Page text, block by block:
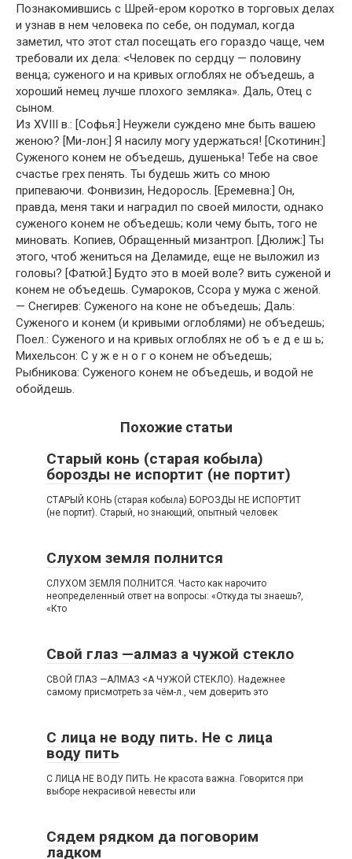
Познакомившись с Шрей-ером коротко в торговых делах
и узнав в нем человека по себе, он подумал, когда
заметил, что этот стал посещать его гораздо чаще, чем
требовали их дела: <Человек по сердцу — половину
венца; суженого и на кривых оглоблях не объедешь, а
хороший немец лучше плохого земляка». Даль, Отец с
сыном.
Из XVIII в.: [Софья:] Неужели суждено мне быть вашею
женою? [Ми-лон:] Я насилу могу удержаться! [Скотинин:]
Суженого конем не объедешь, душенька! Тебе на свое
счастье грех пенять. Ты будешь жить со мною
припеваючи. Фонвизин, Недоросль. [Еремевна:] Он,
правда, меня таки и наградил по своей милости, однако
суженого конем не объедешь; коли чему быть, того не
миновать. Копиев, Обращенный мизантроп. [Дюлиж:] Ты
этого, чтоб жениться на Деламиде, еще не выложил из
головы? [Фатюй:] Будто это в моей воле? вить суженой и
конем не объедешь. Сумароков, Ссора у мужа с женой.
— Снегирев: Суженого на коне не объедешь; Даль:
Суженого и конем (и кривыми оглоблями) не объедешь;
Поел.: Суженого и на кривых оглоблях не об ъ е д е ш ь;
Михельсон: С у ж е н о г о конем не объедешь;
Рыбникова: Суженого конем не объедешь, и водой не
обойдешь.
Похожие статьи
Старый конь (старая кобыла)
борозды не испортит (не портит)
СТАРЫЙ КОНЬ (старая кобыла) БОРОЗДЫ НЕ ИСПОРТИТ
(не портит). Старый, но знающий, опытный человек
Слухом земля полнится
СЛУХОМ ЗЕМЛЯ ПОЛНИТСЯ. Часто как нарочито
неопределенный ответ на вопросы: «Откуда ты знаешь?,
«Кто
Свой глаз —алмаз а чужой стекло
СВОЙ ГЛАЗ —АЛМАЗ <А ЧУЖОЙ СТЕКЛО). Надежнее
самому присмотреть за чём-л., чем доверить это
С лица не воду пить. Не с лица
воду пить
С ЛИЦА НЕ ВОДУ ПИТЬ. Не красота важна. Говорится при
выборе некрасивой невесты или
Сядем рядком да поговорим
ладком